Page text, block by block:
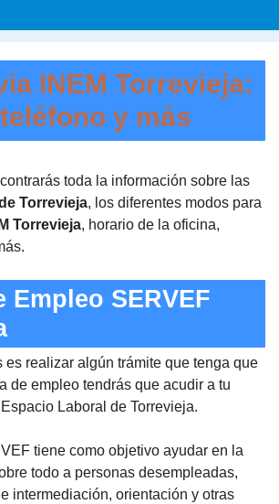
INEM Torrevieja:
y más
toda la información sobre las
Torrevieja, los diferentes modos para
Torrevieja, horario de la oficina,
Empleo SERVEF
es realizar algún trámite que tenga que
de empleo tendrás que acudir a tu
Laboral de Torrevieja.
tiene como objetivo ayudar en la
todo a personas desempleadas,
intermediación, orientación y otras